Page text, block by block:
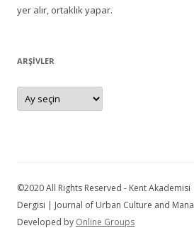
yer alır, ortaklık yapar.
ARŞIVLER
Arşivler
©2020 All Rights Reserved - Kent
Dergisi | Journal of Urban Culture and
Developed by Online Groups